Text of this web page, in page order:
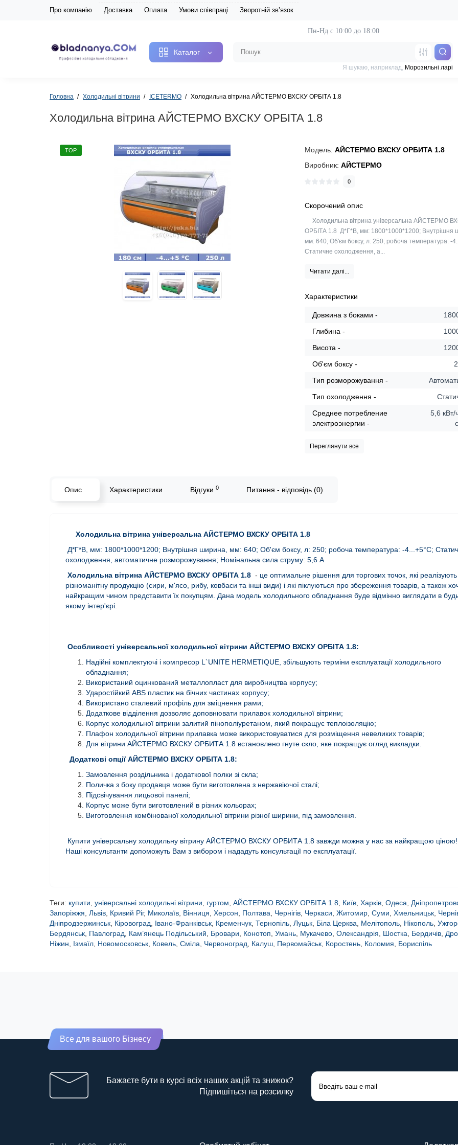
Про компанію Доставка Оплата Умови співпраці Зворотній зв’язок
Каталог
Пн-Нд с 10:00 до 18:00
Я шукаю, наприклад, Морозильні ларі
Головна Холодильні вітрини ICETERMO Холодильна вітрина АЙСТЕРМО ВХСКУ ОРБІТА 1.8
Холодильна вітрина АЙСТЕРМО ВХСКУ ОРБІТА 1.8
TOP Модель:АЙСТЕРМО ВХСКУ ОРБИТА 1.8
Виробник:АЙСТЕРМО
0
Скорочений опис
Холодильна вітрина універсальна АЙСТЕРМО
ОРБІТА 1.8 Д*Г*В, мм: 1800*1000*1200; Внутрішня
мм: 640; Об'єм боксу, л: 250; робоча температура: -
Статичне охолодження, а...
Читати далі...
Характеристики
Довжина з боками -
Глибина -
Висота -
Об'єм боксу -
Тип розморожування -
Тип охолодження -
Среднее потребление
электроэнергии -
5,6 кВт/
Переглянути все
Опис Характеристики Відгуки 0 Питання - відповідь (0)
Холодильна вітрина універсальна АЙСТЕРМО ВХСКУ ОРБІТА 1.8
Д*Г*В, мм: 1800*1000*1200; Внутрішня ширина, мм: 640; Об'єм боксу, л: 250; робоча температура: -4...+5°C;
охолодження, автоматичне розморожування; Номінальна сила струму: 5,6 А
Холодильна вітрина АЙСТЕРМО ВХСКУ ОРБІТА 1.8 - це оптимальне рішення для торгових точок, які реалізують
різноманітну продукцію (сири, м'ясо, рибу, ковбаси та інші види) і які піклуються про збереження товарів, а також
найкращим чином представити їх покупцям. Дана модель холодильного обладнання буде відмінно виглядати в
якому інтер'єрі.
Особливості універсальної холодильної вітрини АЙСТЕРМО ВХСКУ ОРБІТА 1.8:
Надійні комплектуючі і компресор L`UNITE HERMETIQUE, збільшують терміни експлуатації холодильного
обладнання;
Використаний оцинкований металлопласт для виробництва корпусу;
Ударостійкий ABS пластик на бічних частинах корпусу;
Використано сталевий профіль для зміцнення рами;
Додаткове відділення дозволяє доповнювати прилавок холодильної вітрини;
Корпус холодильної вітрини залитий пінополіуретаном, який покращує теплоізоляцію;
Плафон холодильної вітрини прилавка може використовуватися для розміщення невеликих товарів;
Для вітрини АЙСТЕРМО ВХСКУ ОРБИТА 1.8 встановлено гнуте скло, яке покращує огляд викладки.
Додаткові опції АЙСТЕРМО ВХСКУ ОРБІТА 1.8:
Замовлення роздільника і додаткової полки зі скла;
Поличка з боку продавця може бути виготовлена ​​з нержавіючої сталі;
Підсвічування лицьової панелі;
Корпус може бути виготовлений в різних кольорах;
Виготовлення комбінованої холодильної вітрини різної ширини, під замовлення.
Купити універсальну холодильну вітрину АЙСТЕРМО ВХСКУ ОРБИТА 1.8 завжди можна у нас за найкращою ціною!
Наші консультанти допоможуть Вам з вибором і нададуть консультації по експлуатації.
Теги: купити універсальні холодильні вітрини гуртом АЙСТЕРМО ВХСКУ ОРБІТА 1.8 Київ Харків Одеса
Запоріжжя Львів Кривий Ріг, Миколаїв Вінниця Херсон Полтава Чернігів Черкаси Житомир Суми Хмельницьк
Дніпродзержинськ Кіровоград Івано-Франківськ Кременчук Тернопіль Луцьк Біла Церква Мелітополь Нікополь
Бердянськ Павлоград Кам’янець Подільський Бровари Конотоп Умань Мукачево Олександрія Шостка Бердичів
Ніжин
Ізмаїл Новомосковськ Ковель Сміла Червоноград Калуш Первомайськ Коростень Коломия Бориспіль
Все для вашого Бізнесу
Бажаєте бути в курсі всіх наших акцій та знижок?
Підпишіться на розсилку